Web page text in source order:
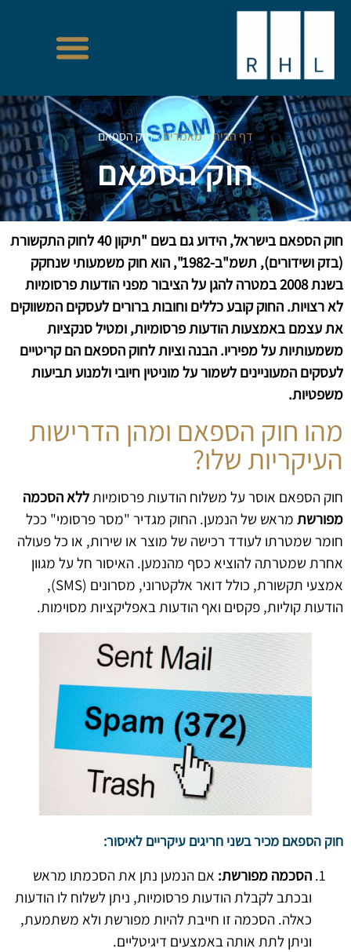
דף הבית»מאמרים»חוק הספאם
חוק הספאם
חוק הספאם בישראל, הידוע גם בשם "תיקון 40 לחוק התקשורת
(בזק ושידורים), תשמ"ב-1982", הוא חוק משמעותי שנחקק
בשנת 2008 במטרה להגן על הציבור מפני הודעות פרסומיות
לא רצויות. החוק קובע כללים וחובות ברורים לעסקים המשווקים
את עצמם באמצעות הודעות פרסומיות, ומטיל סנקציות
משמעותיות על מפיריו. הבנה וציות לחוק הספאם הם קריטיים
לעסקים המעוניינים לשמור על מוניטין חיובי ולמנוע תביעות
משפטיות.
מהו חוק הספאם ומהן הדרישות
העיקריות שלו?
חוק הספאם אוסר על משלוח הודעות פרסומיות ללא הסכמה
מפורשת מראש של הנמען. החוק מגדיר "מסר פרסומי" ככל
חומר שמטרתו לעודד רכישה של מוצר או שירות, או כל פעולה
אחרת שמטרתה להוציא כסף מהנמען. האיסור חל על מגוון
אמצעי תקשורת, כולל דואר אלקטרוני, מסרונים (SMS),
הודעות קוליות, פקסים ואף הודעות באפליקציות מסוימות.
חוק הספאם מכיר בשני חריגים עיקריים לאיסור:
הסכמה מפורשת: אם הנמען נתן את הסכמתו מראש
ובכתב לקבלת הודעות פרסומיות, ניתן לשלוח לו הודעות
כאלה. הסכמה זו חייבת להיות מפורשת ולא משתמעת,
וניתן לתת אותה באמצעים דיגיטליים.